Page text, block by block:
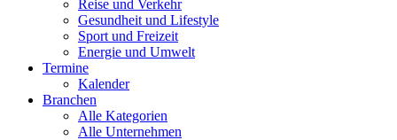
Reise und Verkehr
Gesundheit und Lifestyle
Sport und Freizeit
Energie und Umwelt
Termine
Kalender
Branchen
Alle Kategorien
Alle Unternehmen